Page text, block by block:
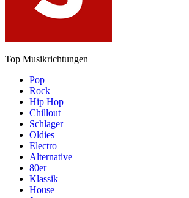
Top Musikrichtungen
Pop
Rock
Hip Hop
Chillout
Schlager
Oldies
Electro
Alternative
80er
Klassik
House